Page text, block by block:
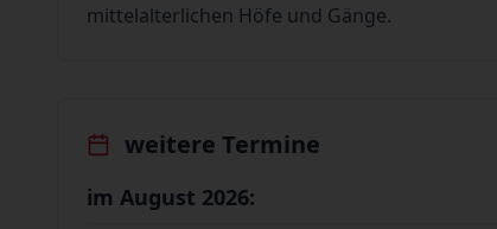
mittelalterlichen Höfe und Gänge.
weitere Termine
im August 2026: